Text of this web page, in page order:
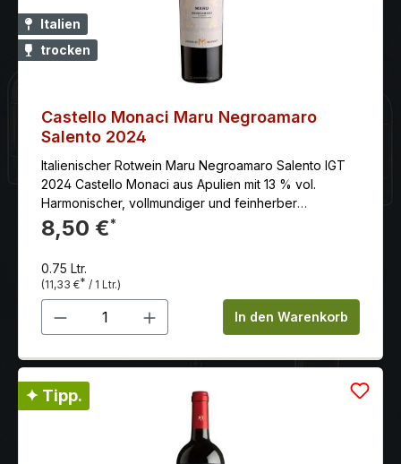
Italien
trocken
Castello Monaci Maru Negroamaro
Salento 2024
Italienischer Rotwein Maru Negroamaro Salento IGT
2024 Castello Monaci aus Apulien mit 13 % vol.
Harmonischer, vollmundiger und feinherber
Negroamaro mit angenehmer, runder Geschmack und
ausgezeichneter Struktur.
8,50 €*
0.75 Ltr.
(11,33 €* / 1 Ltr.)
Produkt Anzahl: Gib denIn den Warenkorb
✦ Tipp.